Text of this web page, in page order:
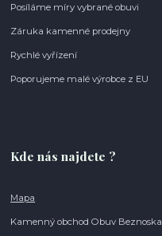
Posíláme míry vybrané obuvi
Záruka kamenné prodejny
Rychlé vyřízení
Poporujeme malé výrobce z EU
Kde nás najdete ?
Mapa
Kamenný obchod Obuv Beznoska